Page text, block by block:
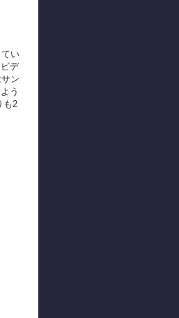
い
デ
ン
う
も2